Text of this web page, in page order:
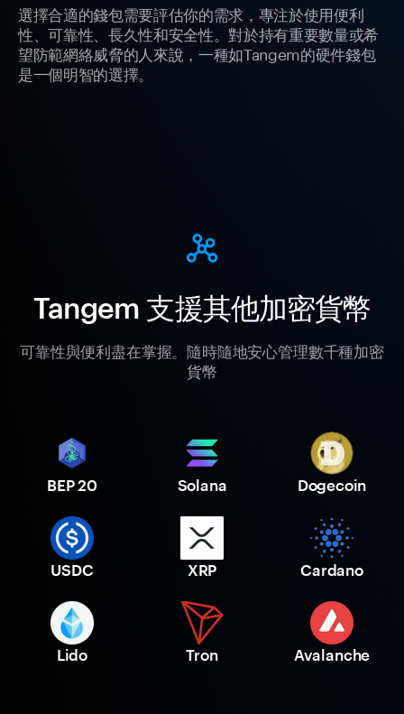
選擇合適的錢包需要評估你的需求，專注於使用便利
性、可靠性、長久性和安全性。對於持有重要數量或希
望防範網絡威脅的人來說，一種如Tangem的硬件錢包
是一個明智的選擇。
Tangem 支援其他加密貨幣
可靠性與便利盡在掌握。隨時隨地安心管理數千種加密
貨幣
BEP 20 Solana Dogecoin
USDC XRP Cardano
Lido Tron Avalanche